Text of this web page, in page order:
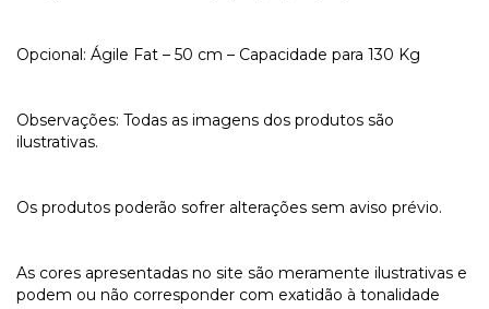
Opcional: Ágile Fat – 50 cm – Capacidade para 130 Kg
Observações: Todas as imagens dos produtos são
ilustrativas.
Os produtos poderão sofrer alterações sem aviso prévio.
As cores apresentadas no site são meramente ilustrativas e
podem ou não corresponder com exatidão à tonalidade